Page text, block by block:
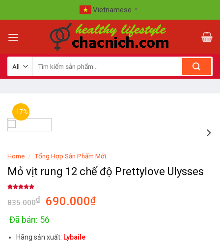
to
Vietnamese ▼
-17%
Home / Tổng Hợp Sản Phẩm Mới
Mỏ vịt rung 12 chế độ Prettylove Ulysses
out of 5
based on
ratings
835.000₫ 690.000₫
Đã bán: 56
Hãng sản xuất: Lybaile